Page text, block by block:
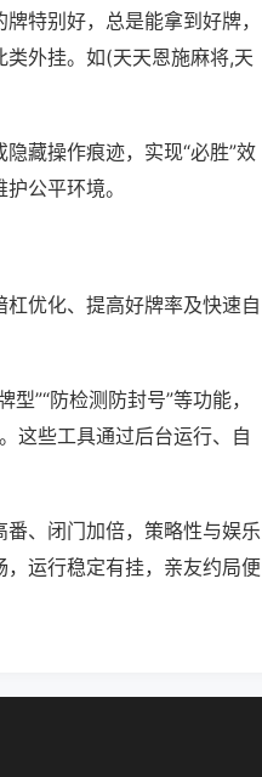
特别好，总是能拿到好牌，
外挂。如(天天恩施麻将,天
藏操作痕迹，实现“必胜”效
公平环境。
优化、提高好牌率及快速自
”“防检测防封号”等功能，
这些工具通过后台运行、自
、闭门加倍，策略性与娱乐
运行稳定有挂，亲友约局便